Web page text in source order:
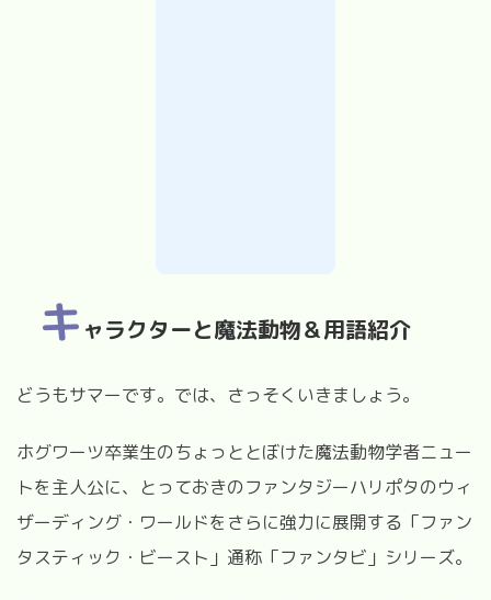
キ ャラクターと魔法動物＆用語紹介
どうもサマーです。では、さっそくいきましょう。
ホグワーツ卒業生のちょっととぼけた魔法動物学者ニュー
トを主人公に、とっておきのファンタジーハリポタのウィ
ザーディング・ワールドをさらに強力に展開する「ファン
タスティック・ビースト」通称「ファンタビ」シリーズ。